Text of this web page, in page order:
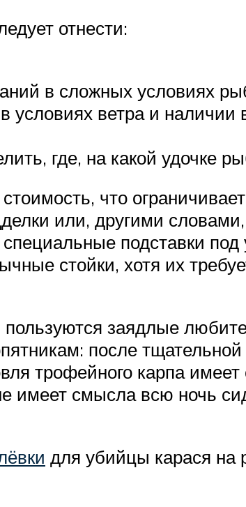
отнести:
в сложных условиях
условиях ветра и наличии
где, на какой удочке
что
или, другими
подставки под
стойки, хотя их
заядлые
после тщательной
трофейного карпа
имеет смысла всю ночь
для убийцы карася на